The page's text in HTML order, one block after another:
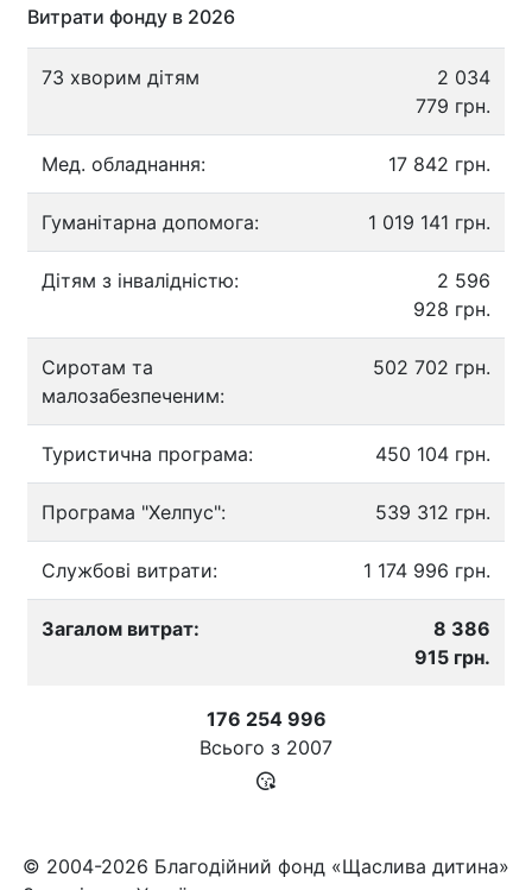
Витрати фонду в 2026
73 хворим дітям
2 034
779 грн.
Мед. обладнання: 17 842 грн.
Гуманітарна допомога: 1 019 141 грн.
Дітям з інвалідністю:
2 596
928 грн.
Сиротам та
малозабезпеченим:
502 702 грн.
Туристична програма: 450 104 грн.
Програма "Хелпус": 539 312 грн.
Службові витрати: 1 174 996 грн.
Загалом витрат:
8 386
915 грн.
176 254 996
Всього з 2007
© 2004-2026 Благодійний фонд «Щаслива дитина»